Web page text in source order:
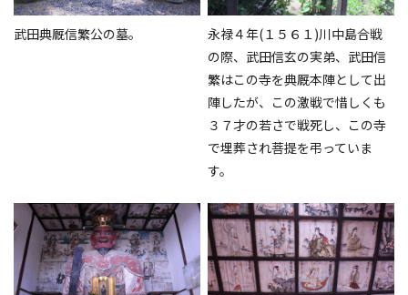
武田典厩信繁公の墓。
永禄４年(１５６１)川中島合戦
の際、武田信玄の実弟、武田信
繁はこの寺を典厩本陣として出
陣したが、この激戦で惜しくも
３７才の若さで戦死し、この寺
で埋葬され菩提を弔っていま
す。